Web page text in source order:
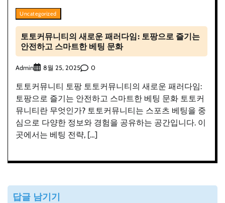
Uncategorized
토토커뮤니티의 새로운 패러다임: 토팡으로 즐기는
안전하고 스마트한 베팅 문화
Admin 8월 25, 2025 0
토토커뮤니티 토팡 토토커뮤니티의 새로운 패러다임:
토팡으로 즐기는 안전하고 스마트한 베팅 문화 토토커
뮤니티란 무엇인가? 토토커뮤니티는 스포츠 베팅을 중
심으로 다양한 정보와 경험을 공유하는 공간입니다. 이
곳에서는 베팅 전략, […]
답글 남기기